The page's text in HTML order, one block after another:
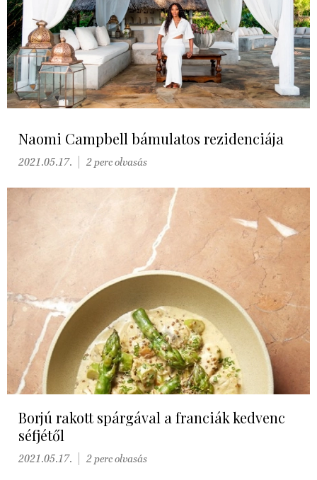
Naomi Campbell bámulatos rezidenciája
2021.05.17. 2 perc olvasás
Borjú rakott spárgával a franciák kedvenc
séfjétől
2021.05.17. 2 perc olvasás